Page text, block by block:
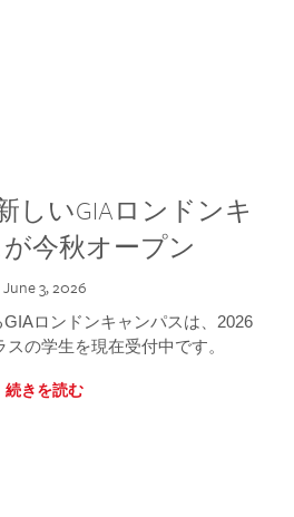
しいGIAロンドンキ
今秋オープン
June 3, 2026
ロンドンキャンパスは、2026
の学生を現在受付中です。
続きを読む